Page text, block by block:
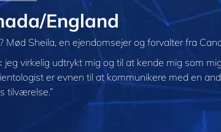
England
Mød Sheila, en ejendomsejer og forvalter fra
jeg virkelig udtrykt mig og til at kende mig som
er evnen til at kommunikere med en
tilværelse.”